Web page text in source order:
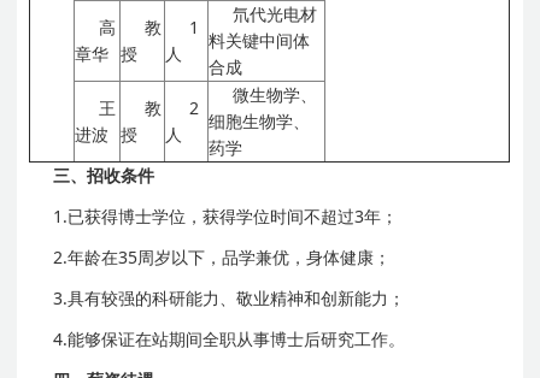
高
章华
教
授
1
人
氘代光电材
料关键中间体
合成
王
进波
教
授
2
人
微生物学、
细胞生物学、
药学
三、招收条件
1.已获得博士学位，获得学位时间不超过3年；
2.年龄在35周岁以下，品学兼优，身体健康；
3.具有较强的科研能力、敬业精神和创新能力；
4.能够保证在站期间全职从事博士后研究工作。